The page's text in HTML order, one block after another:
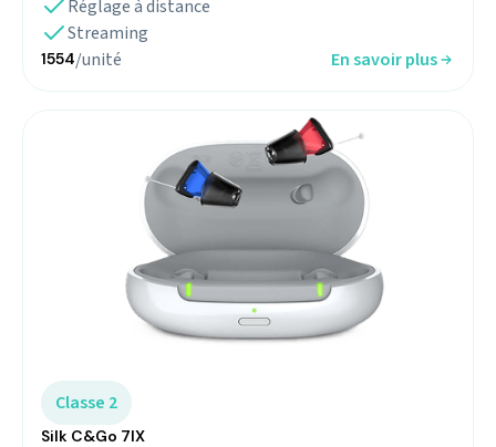
Réglage à distance
Streaming
1554/unité En savoir plus
Classe 2
Silk C&Go 7IX